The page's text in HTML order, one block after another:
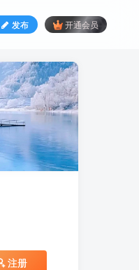
发布 开通会员
注册